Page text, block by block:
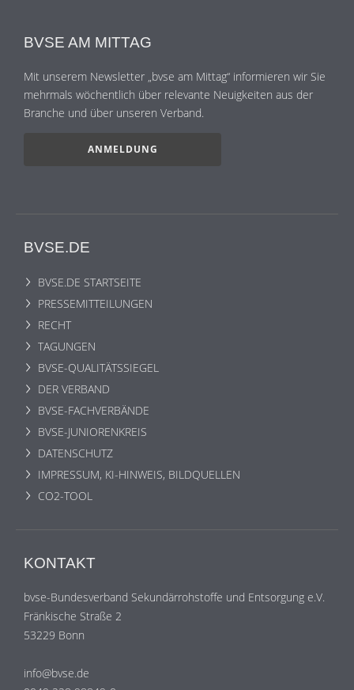
BVSE AM MITTAG
Mit unserem Newsletter „bvse am Mittag“ informieren wir Sie
mehrmals wöchentlich über relevante Neuigkeiten aus der
Branche und über unseren Verband.
ANMELDUNG
BVSE.DE
BVSE.DE STARTSEITE
PRESSEMITTEILUNGEN
RECHT
TAGUNGEN
BVSE-QUALITÄTSSIEGEL
DER VERBAND
BVSE-FACHVERBÄNDE
BVSE-JUNIORENKREIS
DATENSCHUTZ
IMPRESSUM, KI-HINWEIS, BILDQUELLEN
CO2-TOOL
KONTAKT
bvse-Bundesverband Sekundärrohstoffe und Entsorgung e.V.
Fränkische Straße 2
53229 Bonn
info@bvse.de